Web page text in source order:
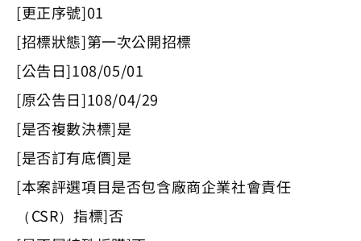
[更正序號]01
[招標狀態]第一次公開招標
[公告日]108/05/01
[原公告日]108/04/29
[是否複數決標]是
[是否訂有底價]是
[本案評選項目是否包含廠商企業社會責任
（CSR）指標]否